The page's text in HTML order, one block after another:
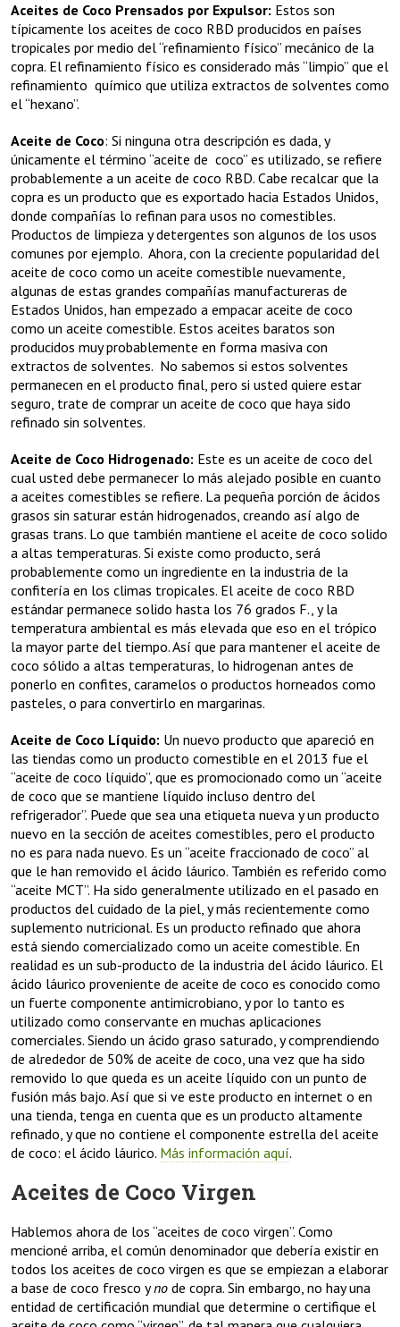
Aceites de Coco Prensados por Expulsor: Estos son
típicamente los aceites de coco RBD producidos en países
tropicales por medio del “refinamiento físico” mecánico de la
copra. El refinamiento físico es considerado más “limpio” que el
refinamiento químico que utiliza extractos de solventes como
el “hexano”.
Aceite de Coco: Si ninguna otra descripción es dada, y
únicamente el término “aceite de coco” es utilizado, se refiere
probablemente a un aceite de coco RBD. Cabe recalcar que la
copra es un producto que es exportado hacia Estados Unidos,
donde compañías lo refinan para usos no comestibles.
Productos de limpieza y detergentes son algunos de los usos
comunes por ejemplo. Ahora, con la creciente popularidad del
aceite de coco como un aceite comestible nuevamente,
algunas de estas grandes compañías manufactureras de
Estados Unidos, han empezado a empacar aceite de coco
como un aceite comestible. Estos aceites baratos son
producidos muy probablemente en forma masiva con
extractos de solventes. No sabemos si estos solventes
permanecen en el producto final, pero si usted quiere estar
seguro, trate de comprar un aceite de coco que haya sido
refinado sin solventes.
Aceite de Coco Hidrogenado: Este es un aceite de coco del
cual usted debe permanecer lo más alejado posible en cuanto
a aceites comestibles se refiere. La pequeña porción de ácidos
grasos sin saturar están hidrogenados, creando así algo de
grasas trans. Lo que también mantiene el aceite de coco solido
a altas temperaturas. Si existe como producto, será
probablemente como un ingrediente en la industria de la
confitería en los climas tropicales. El aceite de coco RBD
estándar permanece solido hasta los 76 grados F., y la
temperatura ambiental es más elevada que eso en el trópico
la mayor parte del tiempo. Así que para mantener el aceite de
coco sólido a altas temperaturas, lo hidrogenan antes de
ponerlo en confites, caramelos o productos horneados como
pasteles, o para convertirlo en margarinas.
Aceite de Coco Líquido: Un nuevo producto que apareció en
las tiendas como un producto comestible en el 2013 fue el
“aceite de coco líquido”, que es promocionado como un “aceite
de coco que se mantiene líquido incluso dentro del
refrigerador”. Puede que sea una etiqueta nueva y un producto
nuevo en la sección de aceites comestibles, pero el producto
no es para nada nuevo. Es un “aceite fraccionado de coco” al
que le han removido el ácido láurico. También es referido como
“aceite MCT”. Ha sido generalmente utilizado en el pasado en
productos del cuidado de la piel, y más recientemente como
suplemento nutricional. Es un producto refinado que ahora
está siendo comercializado como un aceite comestible. En
realidad es un sub-producto de la industria del ácido láurico. El
ácido láurico proveniente de aceite de coco es conocido como
un fuerte componente antimicrobiano, y por lo tanto es
utilizado como conservante en muchas aplicaciones
comerciales. Siendo un ácido graso saturado, y comprendiendo
de alrededor de 50% de aceite de coco, una vez que ha sido
removido lo que queda es un aceite líquido con un punto de
fusión más bajo. Así que si ve este producto en internet o en
una tienda, tenga en cuenta que es un producto altamente
refinado, y que no contiene el componente estrella del aceite
de coco: el ácido láurico. Más información aquí.
Aceites de Coco Virgen
Hablemos ahora de los “aceites de coco virgen”. Como
mencioné arriba, el común denominador que debería existir en
todos los aceites de coco virgen es que se empiezan a elaborar
a base de coco fresco yno de copra. Sin embargo, no hay una
entidad de certificación mundial que determine o certifique el